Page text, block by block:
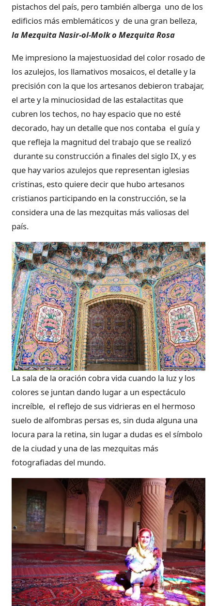
pistachos del país, pero también alberga uno de los
edificios más emblemáticos y de una gran belleza,
la Mezquita Nasir-ol-Molk o Mezquita Rosa
Me impresiono la majestuosidad del color rosado de
los azulejos, los llamativos mosaicos, el detalle y la
precisión con la que los artesanos debieron trabajar,
el arte y la minuciosidad de las estalactitas que
cubren los techos, no hay espacio que no esté
decorado, hay un detalle que nos contaba el guía y
que refleja la magnitud del trabajo que se realizó
durante su construcción a finales del siglo IX, y es
que hay varios azulejos que representan iglesias
cristinas, esto quiere decir que hubo artesanos
cristianos participando en la construcción, se la
considera una de las mezquitas más valiosas del
país.
La sala de la oración cobra vida cuando la luz y los
colores se juntan dando lugar a un espectáculo
increíble, el reflejo de sus vidrieras en el hermoso
suelo de alfombras persas es, sin duda alguna una
locura para la retina, sin lugar a dudas es el símbolo
de la ciudad y una de las mezquitas más
fotografiadas del mundo.